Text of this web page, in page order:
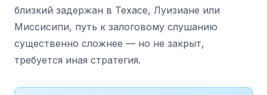
близкий задержан в Техасе, Луизиане или
Миссисипи, путь к залоговому слушанию
существенно сложнее — но не закрыт,
требуется иная стратегия.